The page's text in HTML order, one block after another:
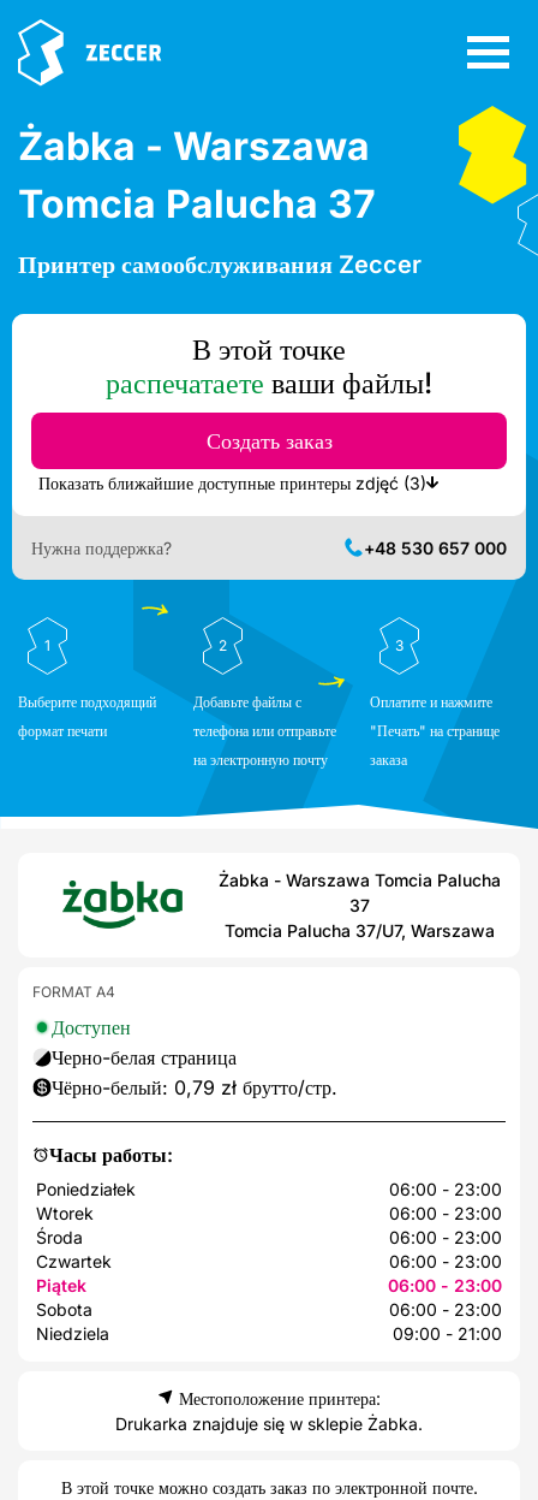
Żabka - Warszawa
Tomcia Palucha 37
Принтер самообслуживания Zeccer
В этой точке
распечатаете ваши файлы!
Создать заказ
Показать ближайшие доступные принтеры zdjęć (3)
Нужна поддержка? +48 530 657 000
1
Выберите подходящий
формат печати
2
Добавьте файлы с
телефона или отправьте
на электронную почту
3
Оплатите и нажмите
"Печать" на странице
заказа
Żabka - Warszawa Tomcia Palucha
37
Tomcia Palucha 37/U7, Warszawa
Часы работы:
Poniedziałek
06:00 - 23:00
Wtorek
06:00 - 23:00
Środa
06:00 - 23:00
Czwartek
06:00 - 23:00
Piątek
06:00 - 23:00
Sobota
06:00 - 23:00
Niedziela
09:00 - 21:00
FORMAT A4
Доступен
Черно-белая страница
Чёрно-белый: 0,79 zł брутто/стр.
Местоположение принтера:
Drukarka znajduje się w sklepie Żabka.
В этой точке можно создать заказ по электронной почте.